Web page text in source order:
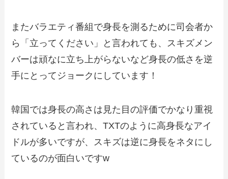
またバラエティ番組で身長を測るために司会者か
ら「立ってください」と言われても、スキズメン
バーは頑なに立ち上がらないなど身長の低さを逆
手にとってジョークにしています！
韓国では身長の高さは見た目の評価でかなり重視
されていると言われ、TXTのように高身長なアイ
ドルが多いですが、スキズは逆に身長をネタにし
ているのが面白いですw